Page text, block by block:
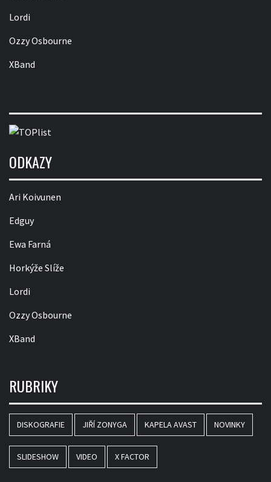
Lordi
Ozzy Osbourne
XBand
ODKAZY
Ari Koivunen
Edguy
Ewa Farná
Horkýže Slíže
Lordi
Ozzy Osbourne
XBand
RUBRIKY
DISKOGRAFIE JIŘÍ ZONYGA KAPELA AVAST NOVINKY
SLIDESHOW VIDEO X FACTOR